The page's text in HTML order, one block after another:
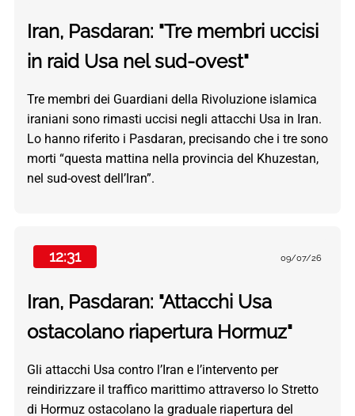
Iran, Pasdaran: "Tre membri uccisi
in raid Usa nel sud-ovest"
Tre membri dei Guardiani della Rivoluzione islamica
iraniani sono rimasti uccisi negli attacchi Usa in Iran.
Lo hanno riferito i Pasdaran, precisando che i tre sono
morti “questa mattina nella provincia del Khuzestan,
nel sud-ovest dell’Iran”.
12:31 09/07/26
Iran, Pasdaran: "Attacchi Usa
ostacolano riapertura Hormuz"
Gli attacchi Usa contro l’Iran e l’intervento per
reindirizzare il traffico marittimo attraverso lo Stretto
di Hormuz ostacolano la graduale riapertura del